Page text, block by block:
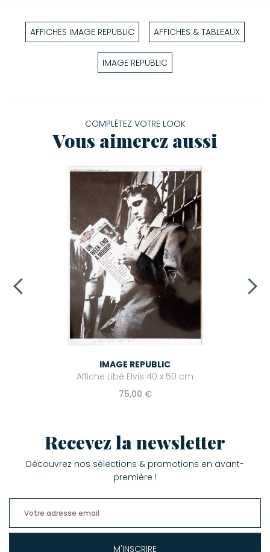
AFFICHES IMAGE REPUBLIC AFFICHES & TABLEAUX
IMAGE REPUBLIC
COMPLÉTEZ VOTRE LOOK
Vous aimerez aussi
IMAGE REPUBLIC
Affiche Libé Elvis 40 x 50 cm
75,00 €
Recevez la newsletter
Découvrez nos sélections & promotions en avant-
première !
M'INSCRIRE